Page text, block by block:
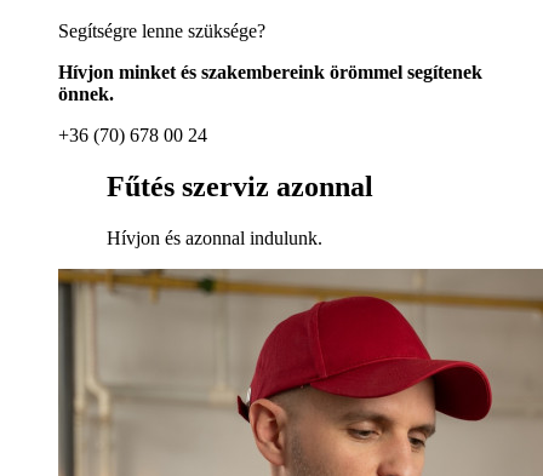
Segítségre lenne szüksége?
Hívjon minket és szakembereink örömmel segítenek
önnek.
+36 (70) 678 00 24
Fűtés szerviz azonnal
Hívjon és azonnal indulunk.